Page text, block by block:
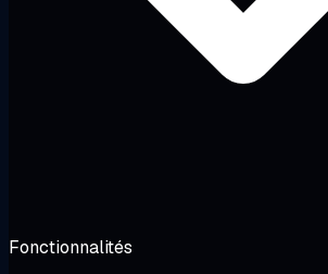
Fonctionnalités